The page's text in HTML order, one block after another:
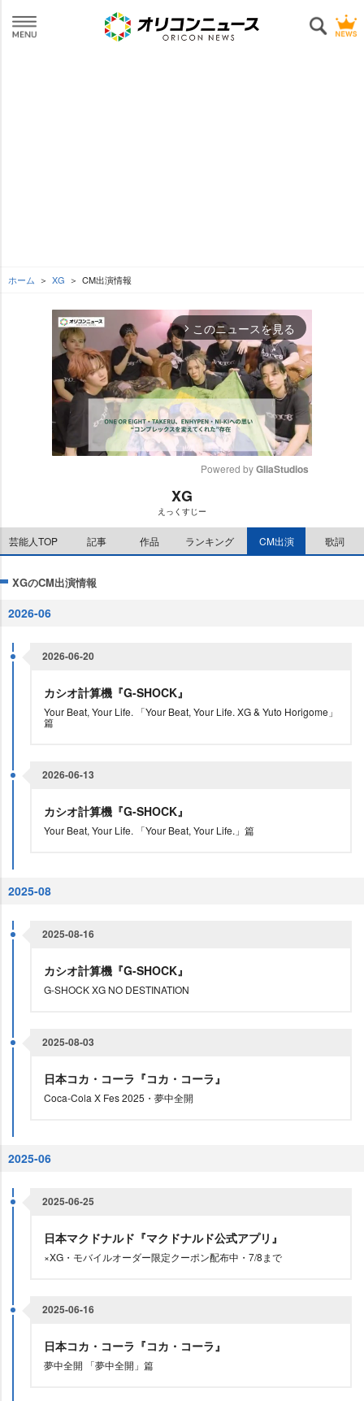
ホーム XG CM出演情報
arrow_forward_ios このニュースを見る
e
Powered by GliaStudios
XG
えっくすじー
芸能人TOP 記事 作品 ランキング CM出演 歌詞
XGのCM出演情報
2026-06
2026-06-20
カシオ計算機『G-SHOCK』
Your Beat, Your Life. 「Your Beat, Your Life. XG & Yuto Horigome」
篇
2026-06-13
カシオ計算機『G-SHOCK』
Your Beat, Your Life. 「Your Beat, Your Life.」篇
2025-08
2025-08-16
カシオ計算機『G-SHOCK』
G-SHOCK XG NO DESTINATION
2025-08-03
日本コカ・コーラ『コカ・コーラ』
Coca-Cola X Fes 2025・夢中全開
2025-06
2025-06-25
日本マクドナルド『マクドナルド公式アプリ』
×XG・モバイルオーダー限定クーポン配布中・7/8まで
2025-06-16
日本コカ・コーラ『コカ・コーラ』
夢中全開 「夢中全開」篇